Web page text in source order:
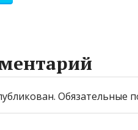
Обязательные